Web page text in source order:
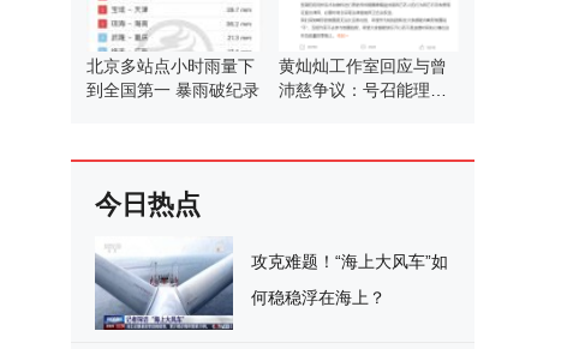
北京多站点小时雨量下
到全国第一 暴雨破纪录
黄灿灿工作室回应与曾
沛慈争议：号召能理智
今日热点
攻克难题！“海上大风车”如
何稳稳浮在海上？